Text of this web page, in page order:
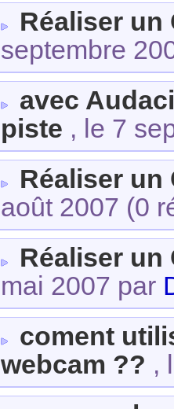
Réaliser un
septembre
avec
piste , le 7
Réaliser un
août 2007 (0
Réaliser un
mai 2007 par
coment
webcam ?? ,